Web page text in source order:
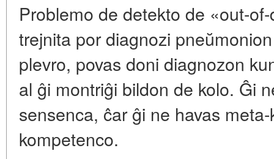
Problemo de detekto de «out-
trejnita por diagnozi
plevro, povas doni diagnozon
al ĝi montriĝi bildon de kolo. Ĝi
sensenca, ĉar ĝi ne havas
kompetenco.